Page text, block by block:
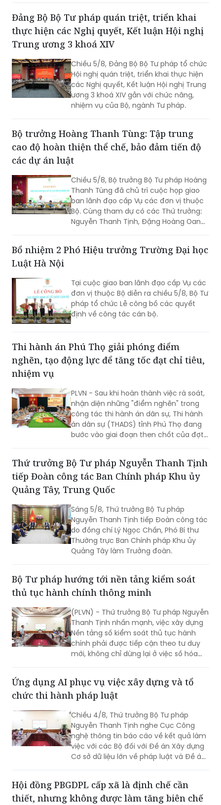
Đảng Bộ Bộ Tư pháp quán triệt, triển khai
thực hiện các Nghị quyết, Kết luận Hội nghị
Trung ương 3 khoá XIV
Chiều 5/8, Đảng Bộ Bộ Tư pháp tổ chức
Hội nghị quán triệt, triển khai thực hiện
các Nghị quyết, Kết luận Hội nghị Trung
ương 3 khoá XIV gắn với chức năng,
nhiệm vụ của Bộ, ngành Tư pháp.
Bộ trưởng Hoàng Thanh Tùng: Tập trung
cao độ hoàn thiện thể chế, bảo đảm tiến độ
các dự án luật
Chiều 5/8, Bộ trưởng Bộ Tư pháp Hoàng
Thanh Tùng đã chủ trì cuộc họp giao
ban lãnh đạo cấp Vụ các đơn vị thuộc
Bộ. Cùng tham dự có các Thứ trưởng:
Nguyễn Thanh Tịnh, Đặng Hoàng Oanh,
Bổ nhiệm 2 Phó Hiệu trưởng Trường Đại học
Luật Hà Nội
Tại cuộc giao ban lãnh đạo cấp Vụ các
đơn vị thuộc Bộ diễn ra chiều 5/8, Bộ Tư
pháp tổ chức Lễ công bố các quyết
định về công tác cán bộ.
Thi hành án Phú Thọ giải phóng điểm
nghẽn, tạo động lực để tăng tốc đạt chỉ tiêu,
nhiệm vụ
PLVN - Sau khi hoàn thành việc rà soát,
nhận diện những "điểm nghẽn" trong
công tác thi hành án dân sự, Thi hành
án dân sự (THADS) tỉnh Phú Thọ đang
bước vào giai đoạn then chốt của đợt
động lực để tăng tốc hoàn thành các
chỉ tiêu, nhiệm vụ năm 2026.
Thứ trưởng Bộ Tư pháp Nguyễn Thanh Tịnh
tiếp Đoàn công tác Ban Chính pháp Khu ủy
Quảng Tây, Trung Quốc
Sáng 5/8, Thứ trưởng Bộ Tư pháp
Nguyễn Thanh Tịnh tiếp Đoàn công tác
do đồng chí Lý Ngọc Chấn, Phó Bí thư
Thường trực Ban Chính pháp Khu ủy
Quảng Tây làm Trưởng đoàn.
Bộ Tư pháp hướng tới nền tảng kiểm soát
thủ tục hành chính thông minh
(PLVN) - Thứ trưởng Bộ Tư pháp Nguyễn
Thanh Tịnh nhấn mạnh, việc xây dựng
Nền tảng số kiểm soát thủ tục hành
chính phải được tiếp cận theo tư duy
mới, không chỉ dừng lại ở việc số hóa
nghệ, mà phải hướng tới xây dựng một
nền tảng thực sự thông minh, chủ
gia tăng cho công tác quản lý nhà
nước.
Ứng dụng AI phục vụ việc xây dựng và tổ
chức thi hành pháp luật
Chiều 4/8, Thứ trưởng Bộ Tư pháp
Nguyễn Thanh Tịnh nghe Cục Công
nghệ thông tin báo cáo về kết quả làm
việc với các Bộ đối với Đề án Xây dựng
Cơ sở dữ liệu lớn về pháp luật và Đề án
trình Thủ tướng Chính phủ.
Hội đồng PBGDPL cấp xã là định chế cần
thiết, nhưng không được làm tăng biên chế